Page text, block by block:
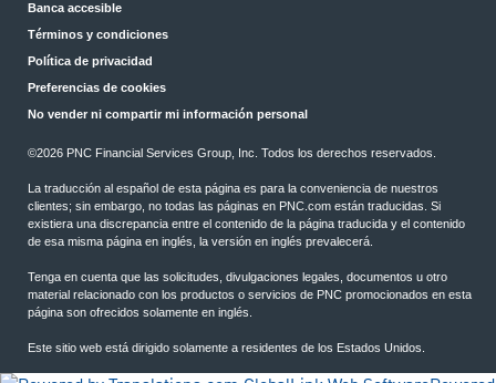
Banca accesible
Términos y condiciones
Política de privacidad
Preferencias de cookies
No vender ni compartir mi información personal
©2026 PNC Financial Services Group, Inc. Todos los derechos reservados.
La traducción al español de esta página es para la conveniencia de nuestros
clientes; sin embargo, no todas las páginas en PNC.com están traducidas. Si
existiera una discrepancia entre el contenido de la página traducida y el contenido
de esa misma página en inglés, la versión en inglés prevalecerá.
Tenga en cuenta que las solicitudes, divulgaciones legales, documentos u otro
material relacionado con los productos o servicios de PNC promocionados en esta
página son ofrecidos solamente en inglés.
Este sitio web está dirigido solamente a residentes de los Estados Unidos.